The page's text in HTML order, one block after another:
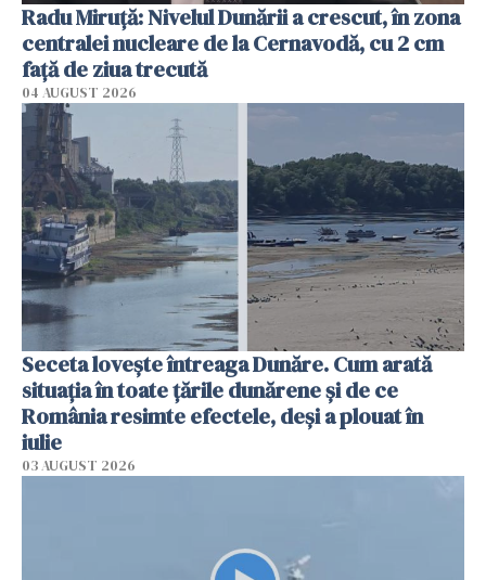
Radu Miruţă: Nivelul Dunării a crescut, în zona
centralei nucleare de la Cernavodă, cu 2 cm
faţă de ziua trecută
04 AUGUST 2026
Seceta lovește întreaga Dunăre. Cum arată
situația în toate țările dunărene și de ce
România resimte efectele, deși a plouat în
iulie
03 AUGUST 2026